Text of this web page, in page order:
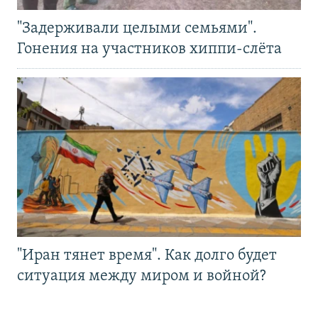
"Задерживали целыми семьями".
Гонения на участников хиппи-слёта
"Иран тянет время". Как долго будет
ситуация между миром и войной?